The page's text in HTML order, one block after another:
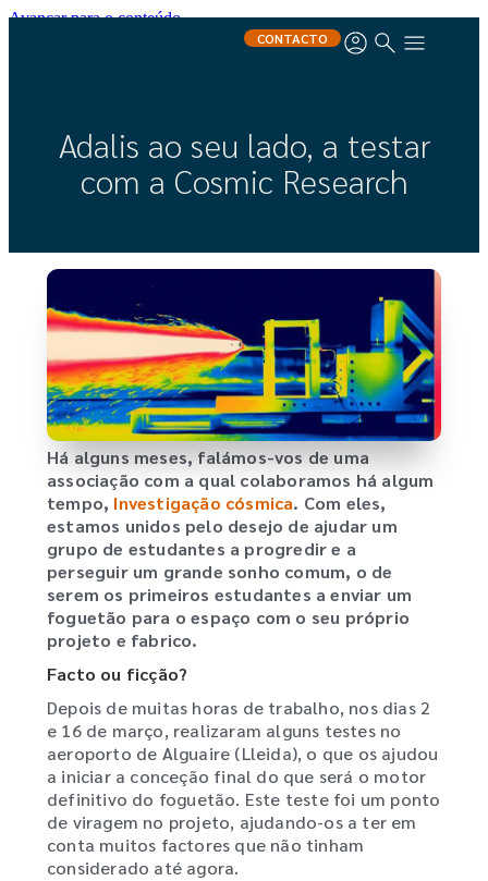
Avançar para o conteúdo
CONTACTO
Adalis ao seu lado, a testar
com a Cosmic Research
Há alguns meses, falámos-vos de uma
associação com a qual colaboramos há algum
tempo, Investigação cósmica. Com eles,
estamos unidos pelo desejo de ajudar um
grupo de estudantes a progredir e a
perseguir um grande sonho comum, o de
serem os primeiros estudantes a enviar um
foguetão para o espaço com o seu próprio
projeto e fabrico.
Facto ou ficção?
Depois de muitas horas de trabalho, nos dias 2
e 16 de março, realizaram alguns testes no
aeroporto de Alguaire (Lleida), o que os ajudou
a iniciar a conceção final do que será o motor
definitivo do foguetão. Este teste foi um ponto
de viragem no projeto, ajudando-os a ter em
conta muitos factores que não tinham
considerado até agora.